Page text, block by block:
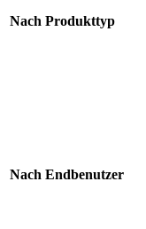
Nach Produkttyp
Nach Endbenutzer